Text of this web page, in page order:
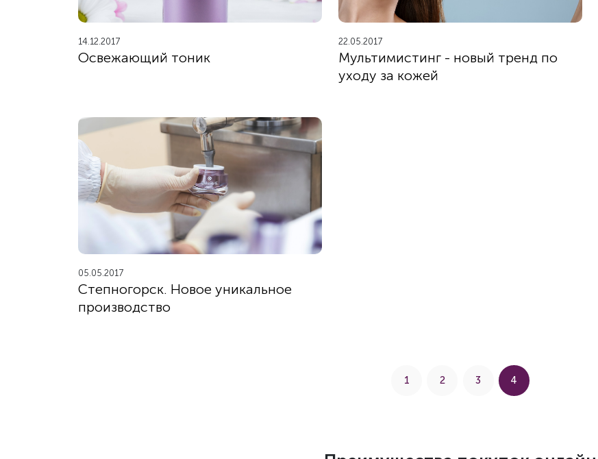
14.12.2017
Освежающий тоник
22.05.2017
Мультимистинг - новый тренд по
уходу за кожей
05.05.2017
Степногорск. Новое уникальное
производство
1 2 3 4